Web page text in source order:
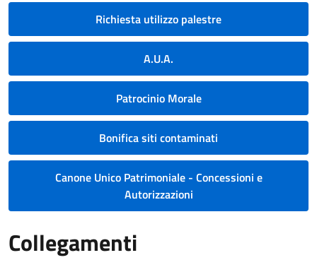
Richiesta utilizzo palestre
A.U.A.
Patrocinio Morale
Bonifica siti contaminati
Canone Unico Patrimoniale - Concessioni e
Autorizzazioni
Collegamenti